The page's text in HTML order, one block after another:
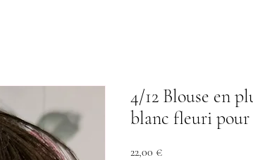
4/12 Blouse en
blanc fleuri pour
22,00 €Preis